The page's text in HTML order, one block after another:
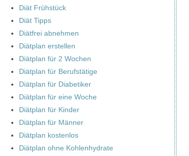
Diät Frühstück
Diät Tipps
Diätfrei abnehmen
Diätplan erstellen
Diätplan für 2 Wochen
Diätplan für Berufstätige
Diätplan für Diabetiker
Diätplan für eine Woche
Diätplan für Kinder
Diätplan für Männer
Diätplan kostenlos
Diätplan ohne Kohlenhydrate